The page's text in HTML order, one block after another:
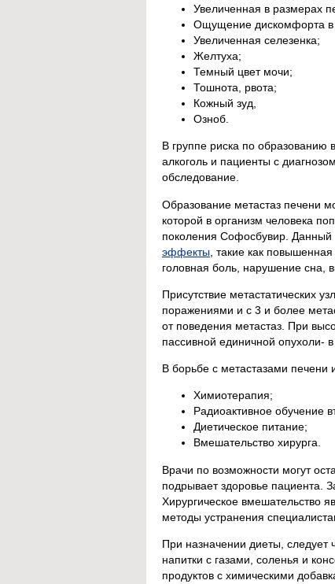
Увеличенная в размерах
Ощущение дискомфорта в
Увеличенная селезенка;
Желтуха;
Темный цвет мочи;
Тошнота, рвота;
Кожный зуд,
Озноб.
В группе риска по
алкоголь и пациенты с
обследование.
Образование метастаз печени
которой в организм человека
поколения Софосбувир. Данный
эффекты , такие как
головная боль, нарушение сна,
Присутствие метастатических
поражениями и с 3 и более
от поведения метастаз. При
пассивной единичной опухоли-
В борьбе с метастазами
Химиотерапия;
Радиоактивное обучение
Диетическое питание;
Вмешательство хирурга.
Врачи по возможности могут
подрывает здоровье пациента.
Хирургическое вмешательство
методы устранения
При назначении диеты, следует
напитки с газами, соленья и
продуктов с химическими